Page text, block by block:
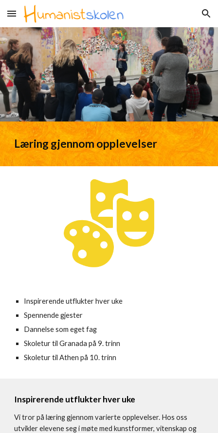
Skip to main content Skip to navigation
Læring gjennom opplevelser
Inspirerende utflukter hver uke
Spennende gjester
Dannelse som eget fag
Skoletur til Granada på 9. trinn
Skoletur til Athen på 10. trinn
Inspirerende utflukter hver uke
Vi tror på læring gjennom varierte opplevelser. Hos oss
utvikler elevene seg i møte med kunstformer, vitenskap og